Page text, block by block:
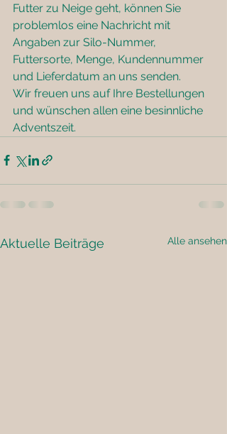
Futter zu Neige geht, können Sie
problemlos eine Nachricht mit
Angaben zur Silo-Nummer,
Futtersorte, Menge, Kundennummer
und Lieferdatum an uns senden.
Wir freuen uns auf Ihre Bestellungen
und wünschen allen eine besinnliche
Adventszeit.
Aktuelle Beiträge Alle ansehen